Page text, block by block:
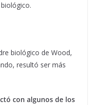
biológico de Wood,
resultó ser más
con algunos de los